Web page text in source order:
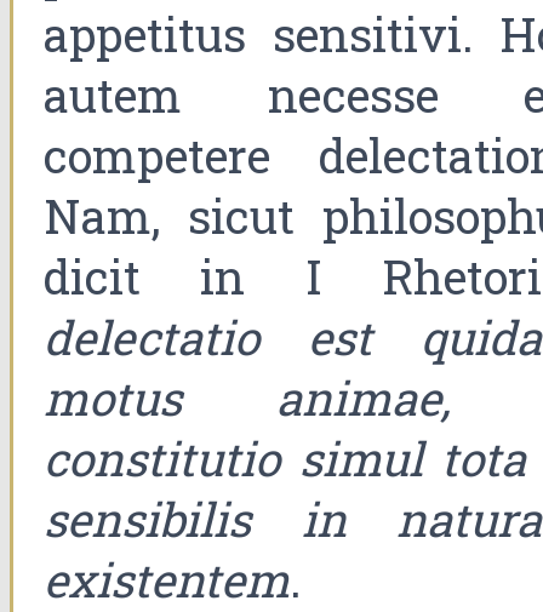
appetitus sensitivi.
autem necesse
competere
Nam, sicut
dicit in I
delectatio est
motus animae,
constitutio simul tota
sensibilis in
existentem.